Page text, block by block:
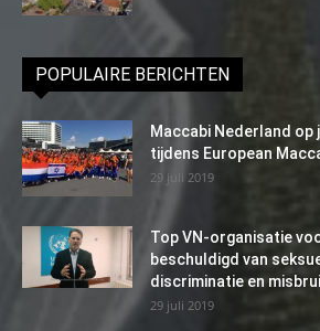
POPULAIRE BERICHTEN
Maccabi Nederland op
tijdens European
29 juli 2019
Top VN-organisatie
beschuldigd van
discriminatie en
29 juli 2019